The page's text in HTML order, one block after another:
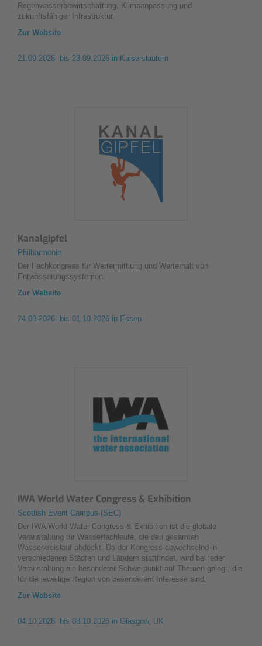
Regenwasserbewirtschaftung, Klimaanpassung und
zukunftsfähiger Infrastruktur.
Zur Website
21.09.2026 bis 23.09.2026 in Kaiserslautern
Kanalgipfel
Philharmonie
Der Fachkongress für Wertermittlung und Werterhalt von
Entwässerungssystemen.
Zur Website
24.09.2026 bis 01.10.2026 in Essen
IWA World Water Congress & Exhibition
Scottish Event Campus (SEC)
Der IWA World Water Congress & Exhibition ist die globale
Veranstaltung für Wasserfachleute, die den gesamten
Wasserkreislauf abdeckt. Da der Kongress abwechselnd in
verschiedenen Städten und Ländern stattfindet, wird bei jeder
Veranstaltung ein besonderer Schwerpunkt auf Themen gelegt, die
für die jeweilige Region von besonderem Interesse sind.
Zur Website
04.10.2026 bis 08.10.2026 in Glasgow, UK